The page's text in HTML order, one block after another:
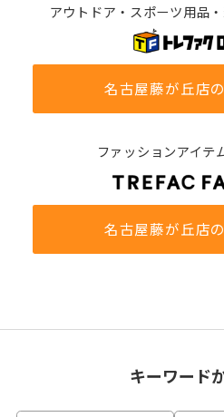
アウトドア・スポーツ用品
名古屋藤が丘店
ファッションアイテ
名古屋藤が丘店
キーワード